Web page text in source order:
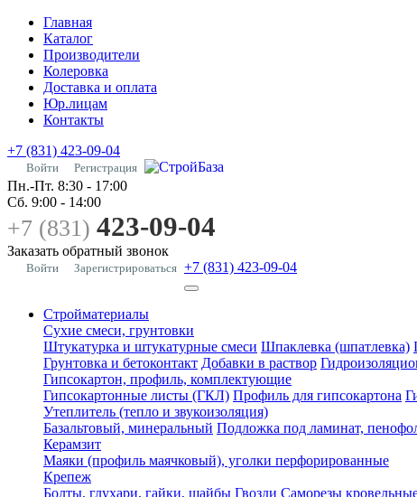
Главная
Каталог
Производители
Колеровка
Доставка и оплата
Юр.лицам
Контакты
+7 (831) 423-09-04
Войти Регистрация
Пн.-Пт. 8:30 - 17:00
Сб. 9:00 - 14:00
+7 (831) 423-09-04
Заказать обратный звонок
Войти Зарегистрироваться +7 (831) 423-09-04
Стройматериалы
Сухие смеси, грунтовки
Штукатурка и штукатурные смеси Шпаклевка (шпатлевка)
Грунтовка и бетоконтакт Добавки в раствор
Гипсокартон, профиль, комплектующие
Гипсокартонные листы (ГКЛ) Профиль для гипсокартона
Утеплитель (тепло и звукоизоляция)
Базальтовый, минеральный Подложка под ламинат,
Керамзит
Маяки (профиль маячковый), уголки перфорированные
Крепеж
Болты, глухари, гайки, шайбы Гвозди Саморезы